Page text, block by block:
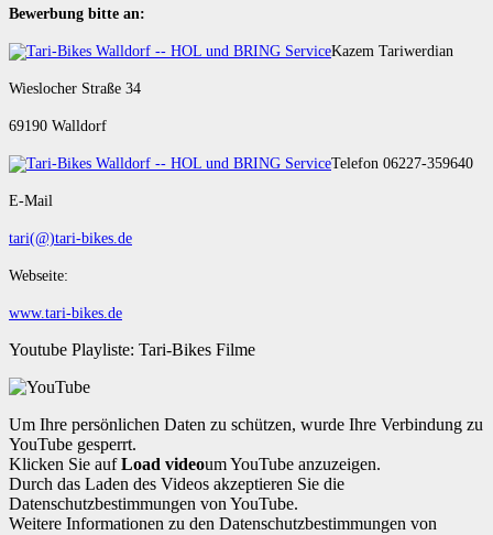
Bewerbung bitte an:
Kazem Tariwerdian
Wieslocher Straße 34
69190 Walldorf
Telefon 06227-359640
E-Mail
tari(@)tari-bikes.de
Webseite:
www.tari-bikes.de
Youtube Playliste: Tari-Bikes Filme
Um Ihre persönlichen Daten zu schützen, wurde Ihre Verbindung zu
YouTube gesperrt.
Klicken Sie aufLoad videoum YouTube anzuzeigen.
Durch das Laden des Videos akzeptieren Sie die
Datenschutzbestimmungen von YouTube.
Weitere Informationen zu den Datenschutzbestimmungen von